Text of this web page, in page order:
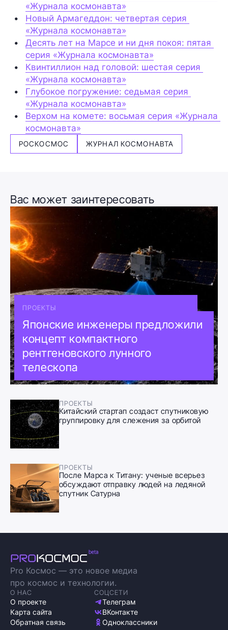
«Журнала космонавта»
Новый Армагеддон: четвертая серия
«Журнала космонавта»
Десять лет на Марсе и ни дня покоя: пятая
серия «Журнала космонавта»
Квинтиллион над головой: шестая серия
«Журнала космонавта»
Глубокое погружение: седьмая серия
«Журнала космонавта»
Верхом на комете: восьмая серия «Журнала
космонавта»
РОСКОСМОС ЖУРНАЛ КОСМОНАВТА
Вас может заинтересовать
ПРОЕКТЫ
Японские инженеры предложили
концепт компактного
рентгеновского лунного
телескопа
ПРОЕКТЫ
Китайский стартап создаст спутниковую
группировку для слежения за орбитой
ПРОЕКТЫ
После Марса к Титану: ученые всерьез
обсуждают отправку людей на ледяной
спутник Сатурна
Pro Космос — это новое медиа
про космос и технологии.
О НАС
О проекте
Карта сайта
Обратная связь
СОЦСЕТИ
Телеграм
ВКонтакте
Одноклассники